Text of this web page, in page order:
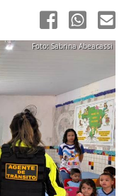
Foto: Sabrina Abeacassi